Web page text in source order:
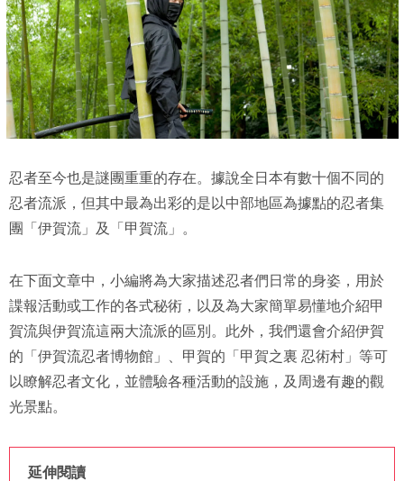
忍者至今也是謎團重重的存在。據說全日本有數十個不同的
忍者流派，但其中最為出彩的是以中部地區為據點的忍者集
團「伊賀流」及「甲賀流」。
在下面文章中，小編將為大家描述忍者們日常的身姿，用於
諜報活動或工作的各式秘術，以及為大家簡單易懂地介紹甲
賀流與伊賀流這兩大流派的區別。此外，我們還會介紹伊賀
的「伊賀流忍者博物館」、甲賀的「甲賀之裏 忍術村」等可
以瞭解忍者文化，並體驗各種活動的設施，及周邊有趣的觀
光景點。
延伸閱讀